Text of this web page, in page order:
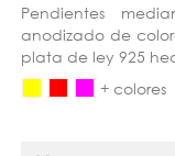
Pendientes
anodizado de
plata de ley 925
+ colores